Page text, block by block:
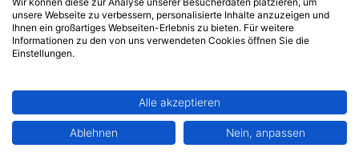
dass auch Kinder mit motorischen
Einschränkungen sie selbstständig lesen
Aufrufen→
unsere Webseite zu verbessern, personalisierte Inhalte anzuzeigen und
Ihnen ein großartiges Webseiten-Erlebnis zu bieten. Für weitere
Informationen zu den von uns verwendeten Cookies öffnen Sie die
Einstellungen.
Alle akzeptieren
Ablehnen Nein, anpassen